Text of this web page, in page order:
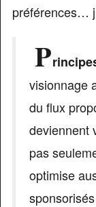
préférences…
P
visionnage
du flux
deviennent
pas
optimise